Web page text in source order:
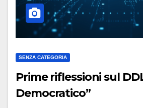
SENZA CATEGORIA
Prime riflessioni sul
Democratico”